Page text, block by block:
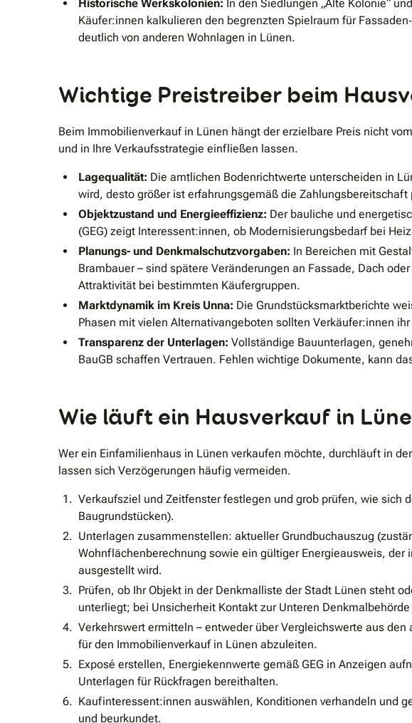
Historische Werkskolonien: In den Siedlungen „Alte Kolonie“
Käufer:innen kalkulieren den begrenzten Spielraum für
deutlich von anderen Wohnlagen in Lünen.
Wichtige Preistreiber beim
Beim Immobilienverkauf in Lünen hängt der erzielbare Preis nicht
und in Ihre Verkaufsstrategie einfließen lassen.
Lagequalität: Die amtlichen Bodenrichtwerte unterscheiden in
wird, desto größer ist erfahrungsgemäß die
Objektzustand und Energieeffizienz: Der bauliche und
(GEG) zeigt Interessent:innen, ob Modernisierungsbedarf bei
Planungs- und Denkmalschutzvorgaben: In Bereichen mit
Brambauer – sind spätere Veränderungen an Fassade, Dach
Attraktivität bei bestimmten Käufergruppen.
Marktdynamik im Kreis Unna: Die Grundstücksmarktberichte
Phasen mit vielen Alternativangeboten sollten Verkäufer:innen
Transparenz der Unterlagen: Vollständige Bauunterlagen,
BauGB schaffen Vertrauen. Fehlen wichtige Dokumente, kann
Wie läuft ein Hausverkauf in
Wer ein Einfamilienhaus in Lünen verkaufen möchte, durchläuft in
lassen sich Verzögerungen häufig vermeiden.
Verkaufsziel und Zeitfenster festlegen und grob prüfen, wie sich
Baugrundstücken).
Unterlagen zusammenstellen: aktueller Grundbuchauszug
Wohnflächenberechnung sowie ein gültiger Energieausweis,
ausgestellt wird.
Prüfen, ob Ihr Objekt in der Denkmalliste der Stadt Lünen steht
unterliegt; bei Unsicherheit Kontakt zur Unteren
Verkehrswert ermitteln – entweder über Vergleichswerte aus
für den Immobilienverkauf in Lünen abzuleiten.
Exposé erstellen, Energiekennwerte gemäß GEG in Anzeigen
Unterlagen für Rückfragen bereithalten.
Kaufinteressent:innen auswählen, Konditionen verhandeln und
und beurkundet.